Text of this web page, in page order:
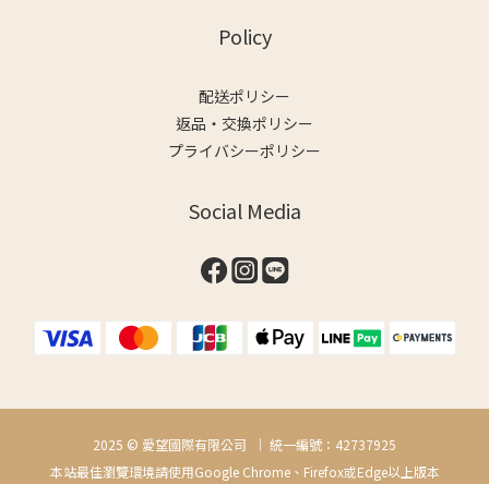
Policy
配送ポリシー
返品・交換ポリシー
プライバシーポリシー
Social Media
2025 © 愛望國際有限公司 ｜ 統一編號：42737925
本站最佳瀏覽環境請使用Google Chrome、Firefox或Edge以上版本